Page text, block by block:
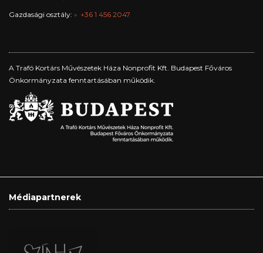
Gazdasági osztály: +36 1 456 2047
A Trafó Kortárs Művészetek Háza Nonprofit Kft. Budapest Főváros
Önkormányzata fenntartásában működik.
Médiapartnerek